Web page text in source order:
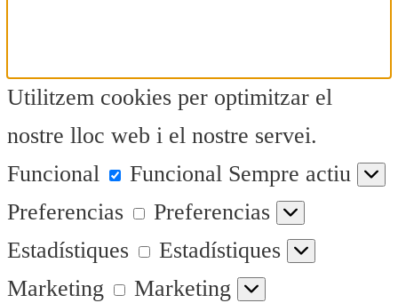
Utilitzem cookies per optimitzar el
nostre lloc web i el nostre servei.
Funcional
Funcional Sempre actiu
Preferencias
Preferencias
Estadístiques
Estadístiques
Marketing
Marketing